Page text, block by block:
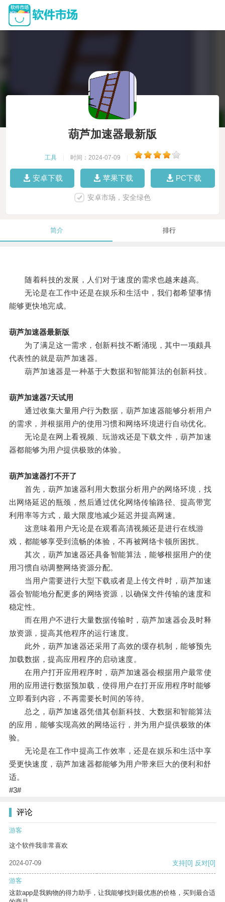
葫芦加速器最新版
工具 时间：2024-07-09
安卓下载 苹果下载 PC下载
安卓市场，安全绿色
简介 排行
随着科技的发展，人们对于速度的需求也越来越高。
无论是在工作中还是在娱乐和生活中，我们都希望事情
能够更快地完成。
葫芦加速器最新版
为了满足这一需求，创新科技不断涌现，其中一项颇具
代表性的就是葫芦加速器。
葫芦加速器是一种基于大数据和智能算法的创新科技。
葫芦加速器7天试用
通过收集大量用户行为数据，葫芦加速器能够分析用户
的需求，并根据用户的使用习惯和网络环境进行自动优化。
无论是在网上看视频、玩游戏还是下载文件，葫芦加速
器都能够为用户提供极致的体验。
葫芦加速器打不开了
首先，葫芦加速器利用大数据分析用户的网络环境，找
出网络延迟的瓶颈，然后通过优化网络传输路径、提高带宽
利用率等方式，最大限度地减少延迟并提高网速。
这意味着用户无论是在观看高清视频还是进行在线游
戏，都能够享受到流畅的体验，不再被网络卡顿所困扰。
其次，葫芦加速器还具备智能算法，能够根据用户的使
用习惯自动调整网络资源分配。
当用户需要进行大型下载或者是上传文件时，葫芦加速
器会智能地分配更多的网络资源，以确保文件传输的速度和
稳定性。
而在用户不进行大量数据传输时，葫芦加速器会及时释
放资源，提高其他程序的运行速度。
此外，葫芦加速器还采用了高效的缓存机制，能够预先
加载数据，提高应用程序的启动速度。
在用户打开应用程序时，葫芦加速器会根据用户最常使
用的应用进行数据预加载，使得用户在打开应用程序时能够
立即看到内容，不再需要长时间的等待。
总之，葫芦加速器凭借其创新科技、大数据和智能算法
的应用，能够实现高效的网络运行，并为用户提供极致的体
验。
无论是在工作中提高工作效率，还是在娱乐和生活中享
受更快速度，葫芦加速器都能够为用户带来巨大的便利和舒
适。
#3#
评论
游客
这个软件我非常喜欢
2024-07-09 支持[0] 反对[0]
游客
这款app是我购物的得力助手，让我能够找到最优惠的价格，买到最合适